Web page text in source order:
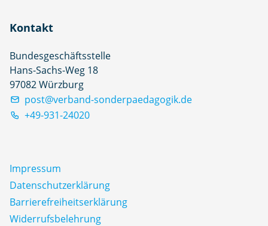
Kontakt
Bundesgeschäftsstelle
Hans-Sachs-Weg 18
97082 Würzburg
post@verband-sonderpaedagogik.de
+49-931-24020
Impressum
Datenschutz­erklärung
Barrierefreiheitserklärung
Widerrufsbelehrung